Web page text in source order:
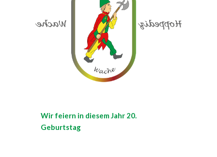
Wir feiern in diesem Jahr 20.
Geburtstag